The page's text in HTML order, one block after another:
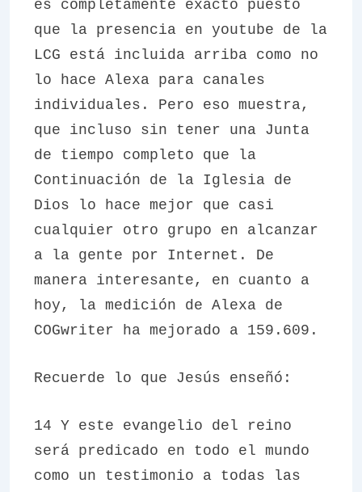
es completamente exacto puesto
que la presencia en youtube de la
LCG está incluida arriba como no
lo hace Alexa para canales
individuales. Pero eso muestra,
que incluso sin tener una Junta
de tiempo completo que la
Continuación de la Iglesia de
Dios lo hace mejor que casi
cualquier otro grupo en alcanzar
a la gente por Internet. De
manera interesante, en cuanto a
hoy, la medición de Alexa de
COGwriter ha mejorado a 159.609.
Recuerde lo que Jesús enseñó:
14 Y este evangelio del reino
será predicado en todo el mundo
como un testimonio a todas las